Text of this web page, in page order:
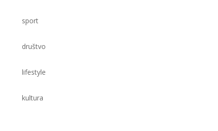
sport
društvo
lifestyle
kultura